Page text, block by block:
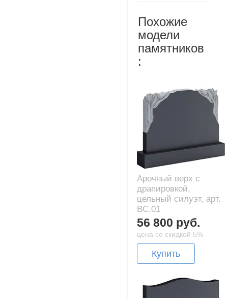
Похожие
модели
памятников
:
Арочный верх с
драпировкой,
цельный силуэт, арт.
BC.01
56 800 руб.
цена со скидкой 5%
Купить